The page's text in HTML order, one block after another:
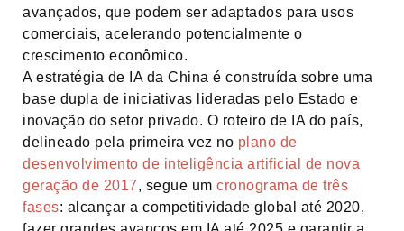
avançados, que podem ser adaptados para usos
comerciais, acelerando potencialmente o
crescimento econômico.
A estratégia de IA da China é construída sobre uma
base dupla de iniciativas lideradas pelo Estado e
inovação do setor privado. O roteiro de IA do país,
delineado pela primeira vez no plano de
desenvolvimento de inteligência artificial de nova
geração de 2017, segue um cronograma de três
fases: alcançar a competitividade global até 2020,